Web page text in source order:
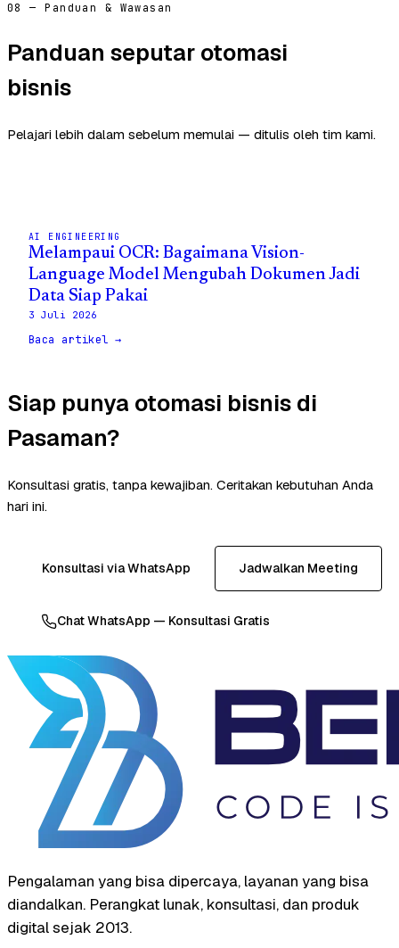
08 — Panduan & Wawasan
Panduan seputar otomasi
bisnis
Pelajari lebih dalam sebelum memulai — ditulis oleh tim kami.
AI ENGINEERING
Melampaui OCR: Bagaimana Vision-
Language Model Mengubah Dokumen Jadi
Data Siap Pakai
3 Juli 2026
Baca artikel →
Siap punya otomasi bisnis di
Pasaman?
Konsultasi gratis, tanpa kewajiban. Ceritakan kebutuhan Anda
hari ini.
Konsultasi via WhatsApp Jadwalkan Meeting
Chat WhatsApp — Konsultasi Gratis
Pengalaman yang bisa dipercaya, layanan yang bisa
diandalkan. Perangkat lunak, konsultasi, dan produk
digital sejak 2013.